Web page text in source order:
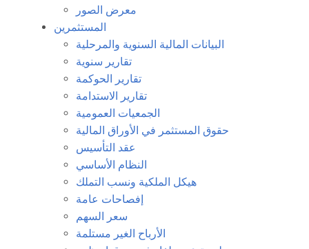
معرض الصور
المستثمرين
البيانات المالية السنوية والمرحلية
تقارير سنوية
تقارير الحوكمة
تقارير الاستدامة
الجمعيات العمومية
حقوق المستثمر في الأوراق المالية
عقد التأسيس
النظام الأساسي
هيكل الملكية ونسب التملك
إفصاحات عامة
سعر السهم
الأرباح الغير مستلمة